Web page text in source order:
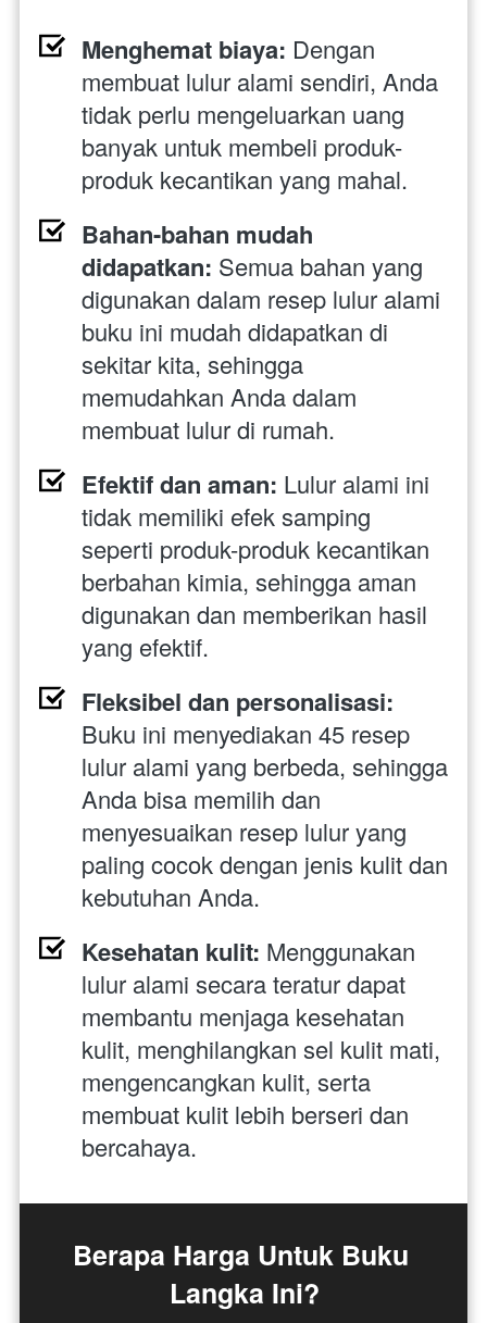
Menghemat biaya: Dengan
membuat lulur alami sendiri, Anda
tidak perlu mengeluarkan uang
banyak untuk membeli produk-
produk kecantikan yang mahal.
Bahan-bahan mudah
didapatkan: Semua bahan yang
digunakan dalam resep lulur alami
buku ini mudah didapatkan di
sekitar kita, sehingga
memudahkan Anda dalam
membuat lulur di rumah.
Efektif dan aman: Lulur alami ini
tidak memiliki efek samping
seperti produk-produk kecantikan
berbahan kimia, sehingga aman
digunakan dan memberikan hasil
yang efektif.
Buku ini menyediakan 45 resep
lulur alami yang berbeda, sehingga
Anda bisa memilih dan
menyesuaikan resep lulur yang
paling cocok dengan jenis kulit dan
kebutuhan Anda.
Kesehatan kulit: Menggunakan
lulur alami secara teratur dapat
membantu menjaga kesehatan
kulit, menghilangkan sel kulit mati,
mengencangkan kulit, serta
membuat kulit lebih berseri dan
bercahaya.
Berapa Harga Untuk Buku
Langka Ini?